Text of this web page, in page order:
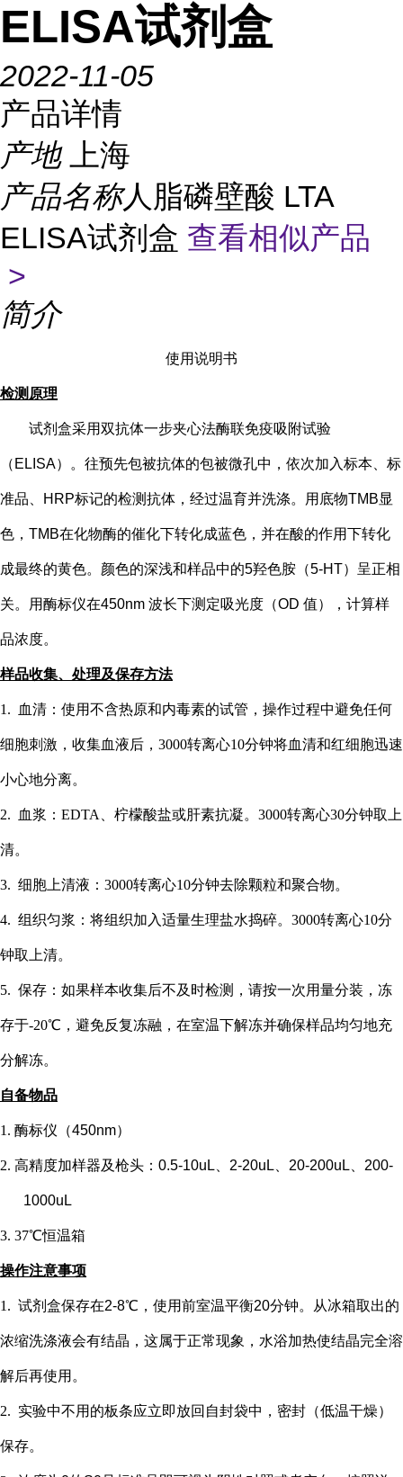
ELISA试剂盒
2022-11-05
产品详情
产地
上海
产品名称人脂磷壁酸 LTA
ELISA试剂盒 查看相似产品
>
简介
使用说明书
检测原理
试剂盒采用双抗体一步夹心法酶联免疫吸附试验
（ ELISA）。往预先包被抗体的包被微孔中，依次加入标本、标
准品、HRP标记的检测抗体，经过温育并洗涤。用底物TMB显
色，TMB在化物酶的催化下转化成蓝色，并在酸的作用下转化
成最终的黄色。颜色的深浅和样品中的5羟色胺（5-HT） 呈正相
关。用酶标仪在450nm 波长下测定吸光度（OD 值），计算样
品浓度。
样品收集、处理及保存方法
1. 血清：使用不含热原和内毒素的试管，操作过程中避免任何
细胞刺激，收集血液后，3000转离心10分钟将血清和红细胞迅速
小心地分离。
2. 血浆：EDTA、柠檬酸盐或肝素抗凝。3000转离心30分钟取上
清。
3. 细胞上清液：3000转离心10分钟去除颗粒和聚合物。
4. 组织匀浆：将组织加入适量生理盐水捣碎。3000转离心10分
钟取上清。
5. 保存：如果样本收集后不及时检测，请按一次用量分装，冻
存于-20℃，避免反复冻融，在室温下解冻并确保样品均匀地充
分解冻。
自备物品
1. 酶标仪（450nm）
2. 高精度加样器及枪头： 0.5-10uL、2-20uL、20-200uL、200-
1000uL
3. 37℃恒温箱
操作注意事项
1. 试剂盒保存在2-8℃，使用前室温平衡20分钟。从冰箱取出的
浓缩洗涤液会有结晶，这属于正常现象，水浴加热使结晶完全溶
解后再使用。
2. 实验中不用的板条应立即放回自封袋中，密封（低温干燥）
保存。